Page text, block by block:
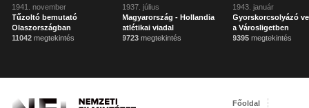
1941. november
Tűzoltó bemutató
Olaszországban
11042 megtekintés
1937. július
Magyarország - Hollandia
atlétikai viadal
9723 megtekintés
1943. január
Gyorskorcsolyázó
a Városligetben
9395 megtekintés
Főoldal